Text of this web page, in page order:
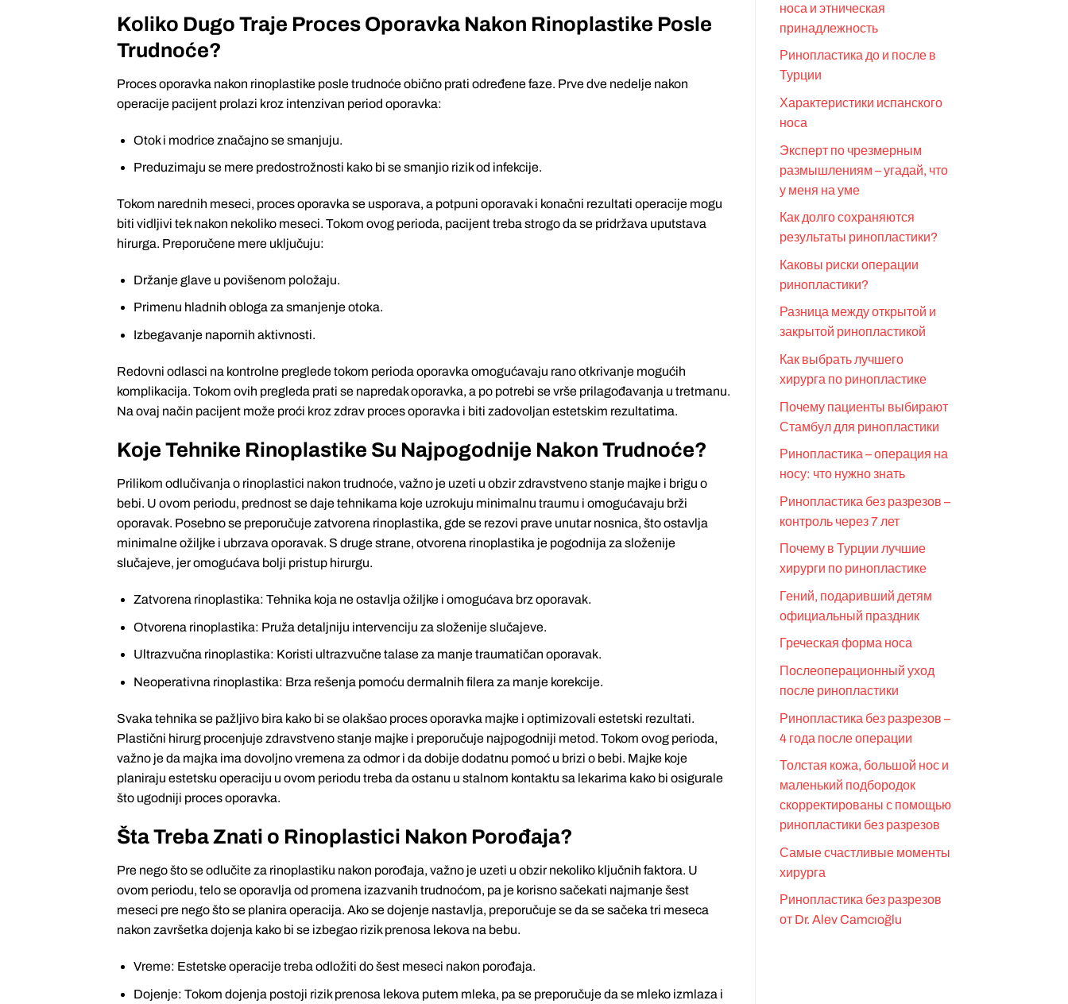
Koliko Dugo Traje Proces Oporavka Nakon Rinoplastike Posle
Trudnoće?
Proces oporavka nakon rinoplastike posle trudnoće obično prati određene faze. Prve dve nedelje nakon
operacije pacijent prolazi kroz intenzivan period oporavka:
Otok i modrice značajno se smanjuju.
Preduzimaju se mere predostrožnosti kako bi se smanjio rizik od infekcije.
Tokom narednih meseci, proces oporavka se usporava, a potpuni oporavak i konačni rezultati operacije mogu
biti vidljivi tek nakon nekoliko meseci. Tokom ovog perioda, pacijent treba strogo da se pridržava uputstava
hirurga. Preporučene mere uključuju:
Držanje glave u povišenom položaju.
Primenu hladnih obloga za smanjenje otoka.
Izbegavanje napornih aktivnosti.
Redovni odlasci na kontrolne preglede tokom perioda oporavka omogućavaju rano otkrivanje mogućih
komplikacija. Tokom ovih pregleda prati se napredak oporavka, a po potrebi se vrše prilagođavanja u tretmanu.
Na ovaj način pacijent može proći kroz zdrav proces oporavka i biti zadovoljan estetskim rezultatima.
Koje Tehnike Rinoplastike Su Najpogodnije Nakon Trudnoće?
Prilikom odlučivanja o rinoplastici nakon trudnoće, važno je uzeti u obzir zdravstveno stanje majke i brigu o
bebi. U ovom periodu, prednost se daje tehnikama koje uzrokuju minimalnu traumu i omogućavaju brži
oporavak. Posebno se preporučuje zatvorena rinoplastika, gde se rezovi prave unutar nosnica, što ostavlja
minimalne ožiljke i ubrzava oporavak. S druge strane, otvorena rinoplastika je pogodnija za složenije
slučajeve, jer omogućava bolji pristup hirurgu.
Zatvorena rinoplastika: Tehnika koja ne ostavlja ožiljke i omogućava brz oporavak.
Otvorena rinoplastika: Pruža detaljniju intervenciju za složenije slučajeve.
Ultrazvučna rinoplastika: Koristi ultrazvučne talase za manje traumatičan oporavak.
Neoperativna rinoplastika: Brza rešenja pomoću dermalnih filera za manje korekcije.
Svaka tehnika se pažljivo bira kako bi se olakšao proces oporavka majke i optimizovali estetski rezultati.
Plastični hirurg procenjuje zdravstveno stanje majke i preporučuje najpogodniji metod. Tokom ovog perioda,
važno je da majka ima dovoljno vremena za odmor i da dobije dodatnu pomoć u brizi o bebi. Majke koje
planiraju estetsku operaciju u ovom periodu treba da ostanu u stalnom kontaktu sa lekarima kako bi osigurale
što ugodniji proces oporavka.
Šta Treba Znati o Rinoplastici Nakon Porođaja?
Pre nego što se odlučite za rinoplastiku nakon porođaja, važno je uzeti u obzir nekoliko ključnih faktora. U
ovom periodu, telo se oporavlja od promena izazvanih trudnoćom, pa je korisno sačekati najmanje šest
meseci pre nego što se planira operacija. Ako se dojenje nastavlja, preporučuje se da se sačeka tri meseca
nakon završetka dojenja kako bi se izbegao rizik prenosa lekova na bebu.
Vreme: Estetske operacije treba odložiti do šest meseci nakon porođaja.
Dojenje: Tokom dojenja postoji rizik prenosa lekova putem mleka, pa se preporučuje da se mleko izmlaza i
носа и этническая
принадлежность
Ринопластика до и после в
Турции
Характеристики испанского
носа
Эксперт по чрезмерным
размышлениям – угадай, что
у меня на уме
Как долго сохраняются
результаты ринопластики?
Каковы риски операции
ринопластики?
Разница между открытой и
закрытой ринопластикой
Как выбрать лучшего
хирурга по ринопластике
Почему пациенты выбирают
Стамбул для ринопластики
Ринопластика – операция на
носу: что нужно знать
Ринопластика без разрезов –
контроль через 7 лет
Почему в Турции лучшие
хирурги по ринопластике
Гений, подаривший детям
официальный праздник
Греческая форма носа
Послеоперационный уход
после ринопластики
Ринопластика без разрезов –
4 года после операции
Толстая кожа, большой нос и
маленький подбородок
скорректированы с помощью
ринопластики без разрезов
Самые счастливые моменты
хирурга
Ринопластика без разрезов
от Dr. Alev Camcıoğlu